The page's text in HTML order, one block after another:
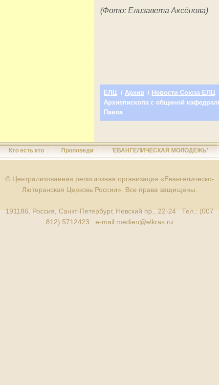
(Фото: Елизавета Аксёнова)
ЕЛЦ / Архив / Новости Союза ЕЛЦ
Архиепископа с общиной
Павла
Кто есть кто Проповеди 'ЕВАНГЕЛИЧЕСКАЯ МОЛОДЕЖЬ'
© Централизованная религиозная организация «Евангелическо-
Лютеранская Церковь России». Все права защищены.
191186, Россия, Санкт-Петербург, Невский пр., 22-24 Тел.: (007
812) 5712423 e-mail:medien@elkras.ru